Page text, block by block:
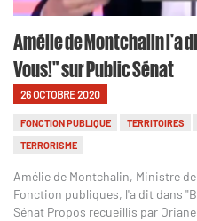
Amélie de Montchalin l'a
Vous!" sur Public Sénat
26 OCTOBRE 2020
FONCTION PUBLIQUE TERRITOIRES
TERRORISME
Amélie de Montchalin, Ministre
Fonction publiques, l'a dit dans
Sénat Propos recueillis par